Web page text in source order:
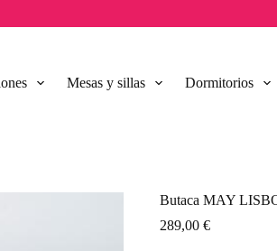
Mesas y sillas Dormitorios
Butaca MAY
289,00 €